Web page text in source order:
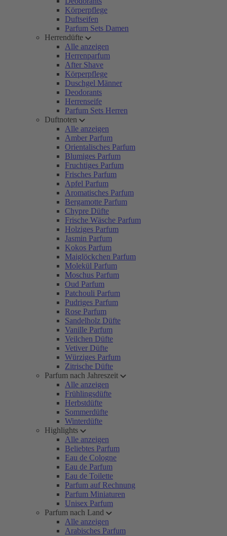
Körperpflege
Duftseifen
Parfum Sets Damen
Herrendüfte
Alle anzeigen
Herrenparfum
After Shave
Körperpflege
Duschgel Männer
Deodorants
Herrenseife
Parfum Sets Herren
Duftnoten
Alle anzeigen
Amber Parfum
Orientalisches Parfum
Blumiges Parfum
Fruchtiges Parfum
Frisches Parfum
Apfel Parfum
Aromatisches Parfum
Bergamotte Parfum
Chypre Düfte
Frische Wäsche Parfum
Holziges Parfum
Jasmin Parfum
Kokos Parfum
Maiglöckchen Parfum
Molekül Parfum
Moschus Parfum
Oud Parfum
Patchouli Parfum
Pudriges Parfum
Rose Parfum
Sandelholz Düfte
Vanille Parfum
Veilchen Düfte
Vetiver Düfte
Würziges Parfum
Zitrische Düfte
Parfum nach Jahreszeit
Alle anzeigen
Frühlingsdüfte
Herbstdüfte
Sommerdüfte
Winterdüfte
Highlights
Alle anzeigen
Beliebtes Parfum
Eau de Cologne
Eau de Parfum
Eau de Toilette
Parfum auf Rechnung
Parfum Miniaturen
Unisex Parfum
Parfum nach Land
Alle anzeigen
Arabisches Parfum